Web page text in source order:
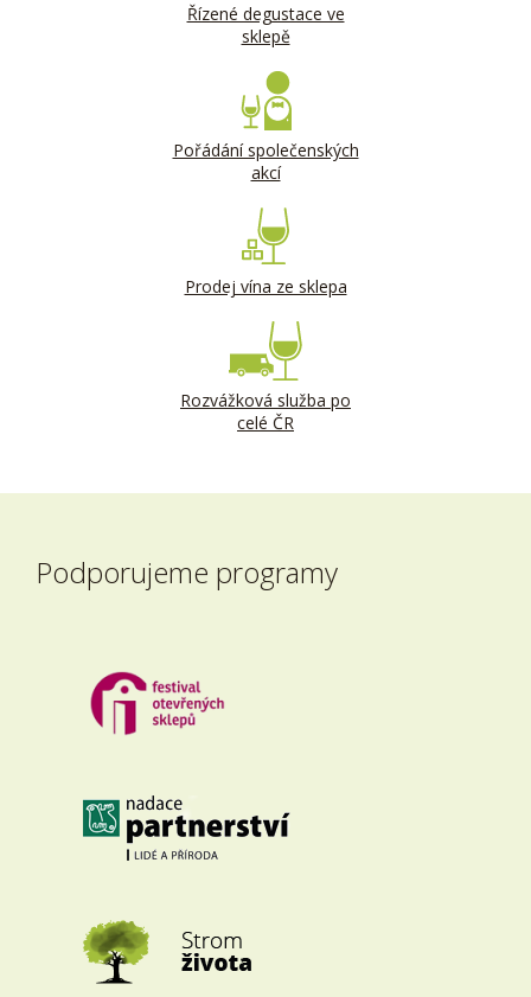
Řízené degustace ve
sklepě
Pořádání společenských
akcí
Prodej vína ze sklepa
Rozvážková služba po
celé ČR
Podporujeme programy